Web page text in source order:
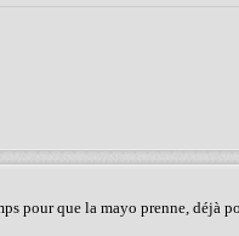
pour que la mayo prenne,